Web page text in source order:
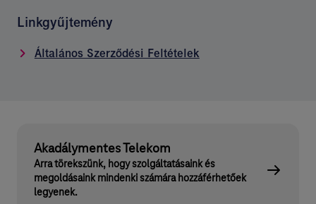
Linkgyűjtemény
Általános Szerződési Feltételek
Akadálymentes Telekom
Arra törekszünk, hogy szolgáltatásaink és
megoldásaink mindenki számára hozzáférhetőek
legyenek.